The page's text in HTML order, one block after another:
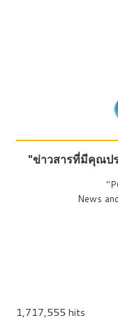
"ข่าวสารที่มีคุณป
News
1,717,555 hits